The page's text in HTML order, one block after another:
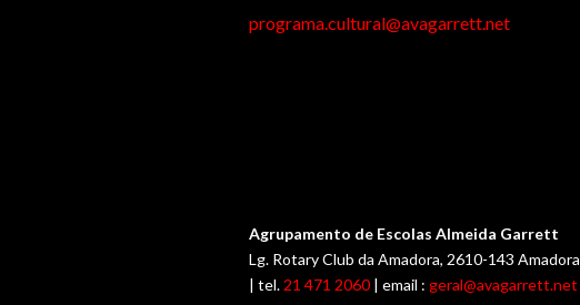
programa.cultural@avagarrett.net
Agrupamento de Escolas Almeida Garrett
Lg. Rotary Club da Amadora, 2610-143 Amadora
| tel. 21 471 2060| email : geral@avagarrett.net